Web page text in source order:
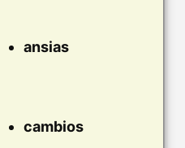
ansias
cambios